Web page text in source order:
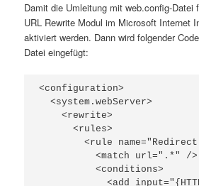
Damit die Umleitung mit web.config-Datei
URL Rewrite Modul im Microsoft Internet
aktiviert werden. Dann wird folgender
Datei eingefügt:
<configuration>
  <system.webServer>
    <rewrite>
      <rules>
<rule
          <match url=".*" />
          <conditions>
<add